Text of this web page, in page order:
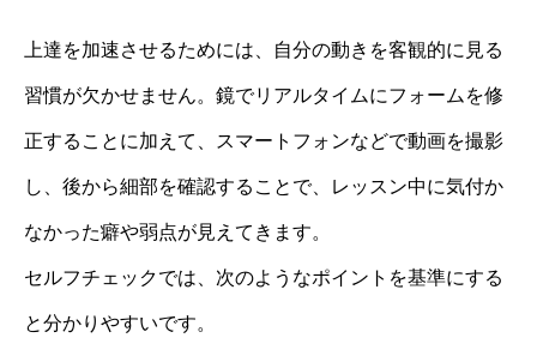
上達を加速させるためには、自分の動きを客観的に見る
習慣が欠かせません。鏡でリアルタイムにフォームを修
正することに加えて、スマートフォンなどで動画を撮影
し、後から細部を確認することで、レッスン中に気付か
なかった癖や弱点が見えてきます。
セルフチェックでは、次のようなポイントを基準にする
と分かりやすいです。